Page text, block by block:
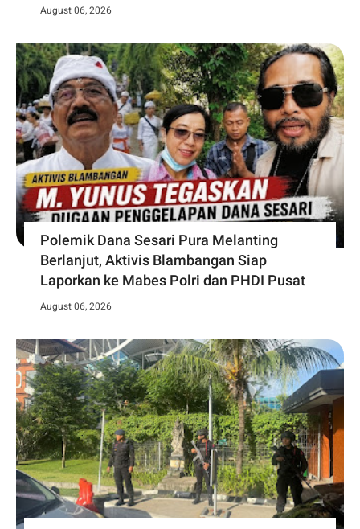
August 06, 2026
Polemik Dana Sesari Pura Melanting
Berlanjut, Aktivis Blambangan Siap
Laporkan ke Mabes Polri dan PHDI Pusat
August 06, 2026